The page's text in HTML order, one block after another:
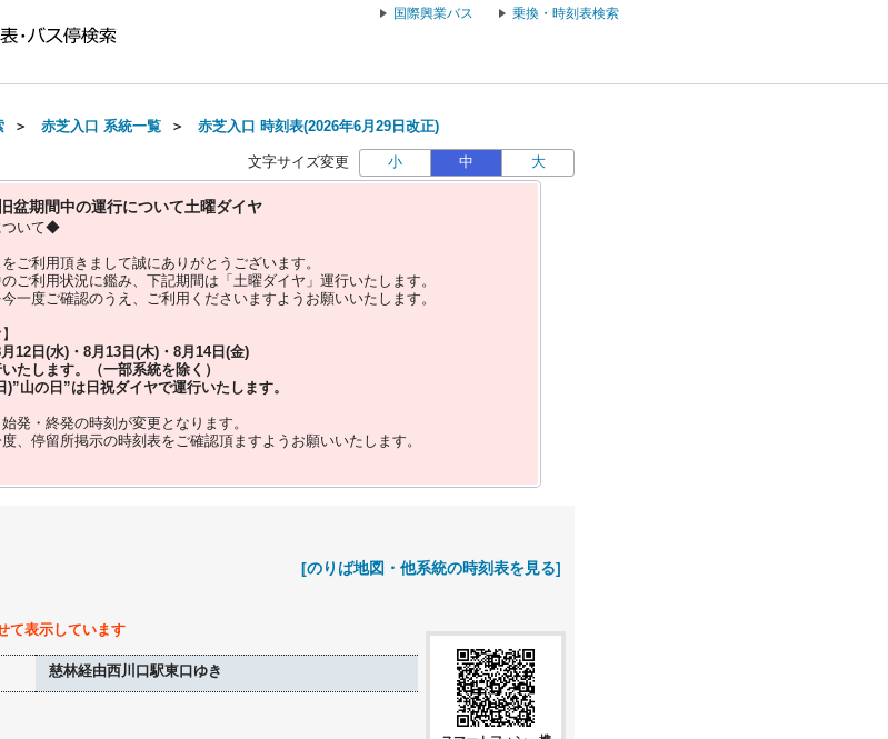
国際興業バス 乗換・時刻表検索
＞ 赤芝入口 系統一覧 ＞ 赤芝入口 時刻表(2026年6月29日改正)
文字サイズ変更 小 中 大
期間中の運行について土曜ダイヤ
ついて◆
ご利用頂きまして誠にありがとうございます。
ご利用状況に鑑み、下記期間は「土曜ダイヤ」運行いたします。
一度ご確認のうえ、ご利用くださいますようお願いいたします。
12日(水)・8月13日(木)・8月14日(金)
たします。（一部系統を除く）
)”山の日 ”は 日祝ダイヤで運行いたします。
発・終発の時刻が変更となります。
、 停留所掲示の時刻表をご確認頂ますようお願いいたします。
[のりば地図・他系統の時刻表を見る]
て表示しています
慈林経由西川口駅東口ゆき